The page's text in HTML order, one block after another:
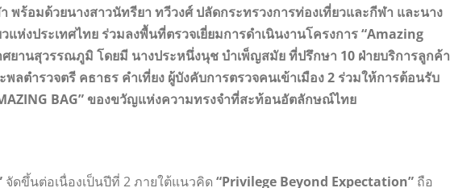
พร้อมด้วยนางสาวนัทรียา ทวีวงศ์ ปลัดกระทรวงการท่องเที่ยวและกีฬา และนาง
แห่งประเทศไทย ร่วมลงพื้นที่ตรวจเยี่ยมการดำเนินงานโครงการ “Amazing
านสุวรรณภูมิ โดยมี นางประหนึ่งนุช บำเพ็ญสมัย ที่ปรึกษา 10 ฝ่ายบริการลูกค้า
ตำรวจตรี คธาธร คำเที่ยง ผู้บังคับการตรวจคนเข้าเมือง 2 ร่วมให้การต้อนรับ
BAG” ของขวัญแห่งความทรงจำที่สะท้อนอัตลักษณ์ไทย
จัดขึ้นต่อเนื่องเป็นปีที่ 2 ภายใต้แนวคิด “Privilege Beyond Expectation” ถือ